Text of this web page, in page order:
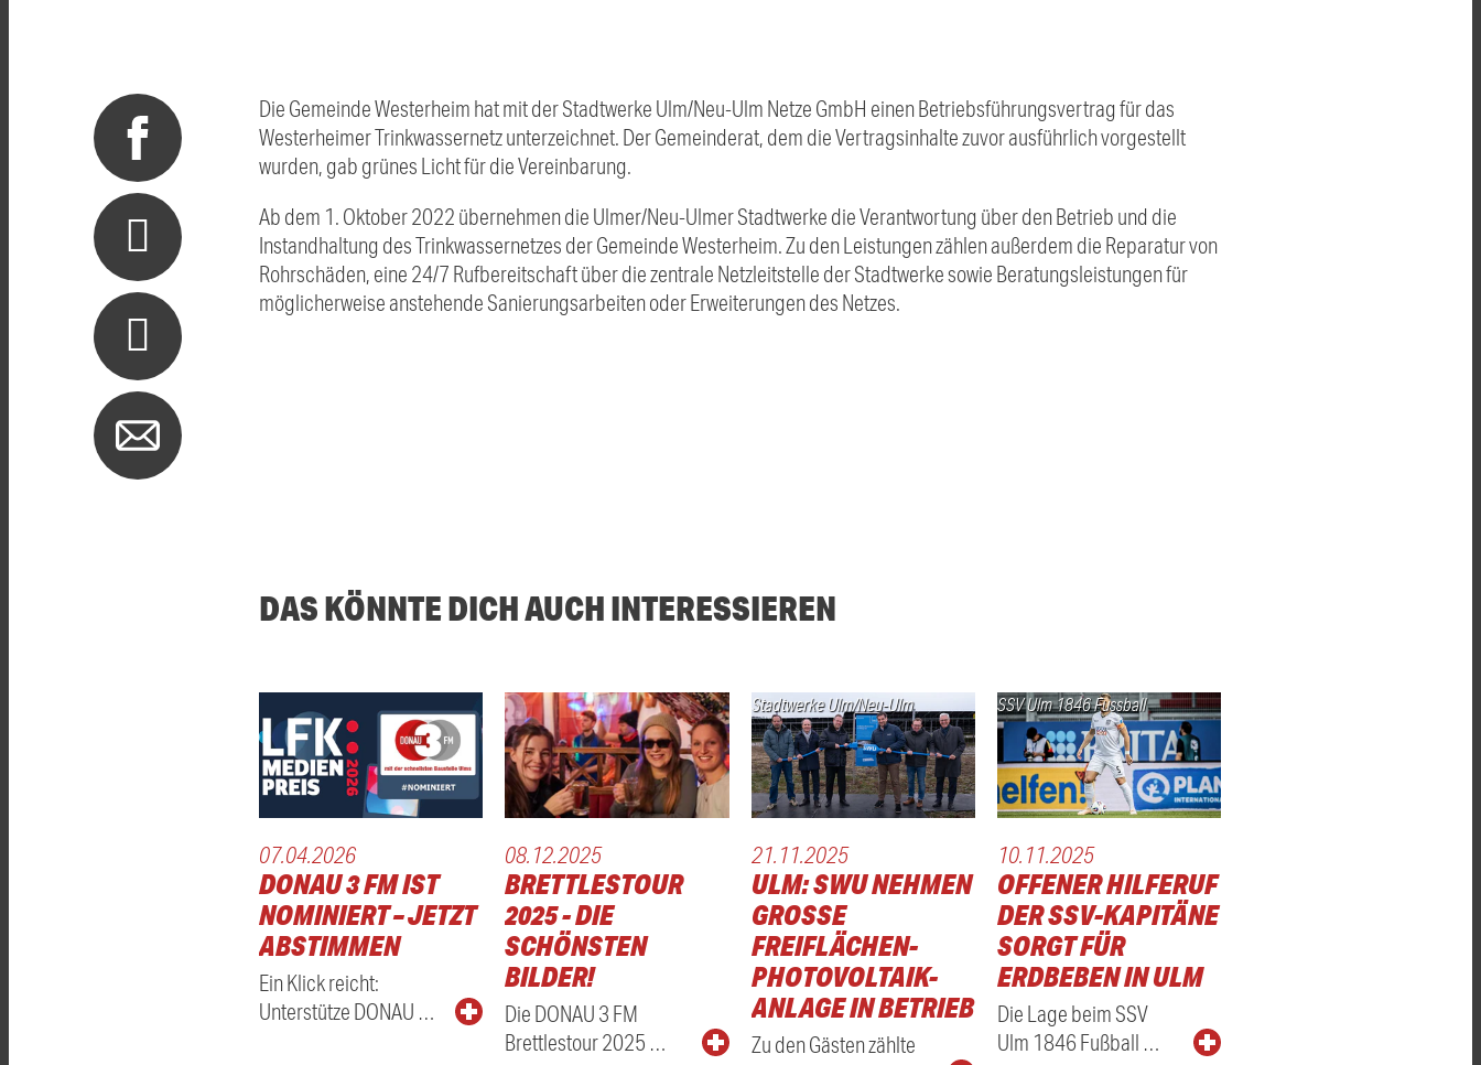
Die Gemeinde Westerheim hat mit der Stadtwerke Ulm/Neu-Ulm Netze GmbH einen Betriebsführungsvertrag für das
Westerheimer Trinkwassernetz unterzeichnet. Der Gemeinderat, dem die Vertragsinhalte zuvor ausführlich vorgestellt
wurden, gab grünes Licht für die Vereinbarung.
Ab dem 1. Oktober 2022 übernehmen die Ulmer/Neu-Ulmer Stadtwerke die Verantwortung über den Betrieb und die
Instandhaltung des Trinkwassernetzes der Gemeinde Westerheim. Zu den Leistungen zählen außerdem die Reparatur von
Rohrschäden, eine 24/7 Rufbereitschaft über die zentrale Netzleitstelle der Stadtwerke sowie Beratungsleistungen für
möglicherweise anstehende Sanierungsarbeiten oder Erweiterungen des Netzes.
DAS KÖNNTE DICH AUCH INTERESSIEREN
07.04.2026
DONAU 3 FM IST
NOMINIERT – JETZT
ABSTIMMEN
Ein Klick reicht:
Unterstütze DONAU …
08.12.2025
BRETTLESTOUR
2025 - DIE
SCHÖNSTEN
BILDER!
Die DONAU 3 FM
Brettlestour 2025 …
Stadtwerke Ulm/Neu-Ulm
21.11.2025
ULM: SWU NEHMEN
GROSSE F
REIFLÄCHEN-P
HOTOVOLTAIK-A
NLAGE IN BETRIEB
Zu den Gästen zählte
SSV Ulm 1846 Fussball
10.11.2025
OFFENER HILFERUF
DER SSV-KAPITÄNE
SORGT FÜR
ERDBEBEN IN ULM
Die Lage beim SSV
Ulm 1846 Fußball …